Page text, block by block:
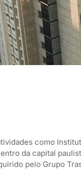
como
da capital
pelo Grupo